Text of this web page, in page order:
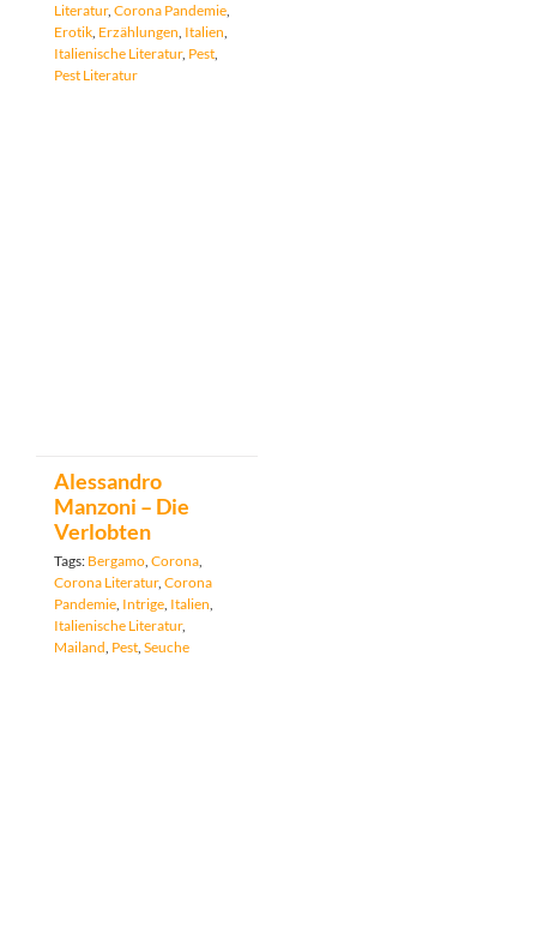
Literatur, Corona Pandemie,
Erotik, Erzählungen, Italien,
Italienische Literatur, Pest,
Pest Literatur
Alessandro
Manzoni – Die
Verlobten
Tags: Bergamo Corona
Corona Literatur, Corona
Pandemie Intrige Italien
Italienische Literatur,
Mailand Pest Seuche